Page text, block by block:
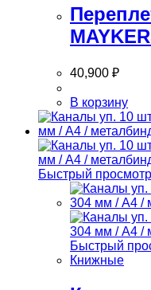
40,900 ₽
В корзину
Быстрый просмотр
Быстрый
Книжные